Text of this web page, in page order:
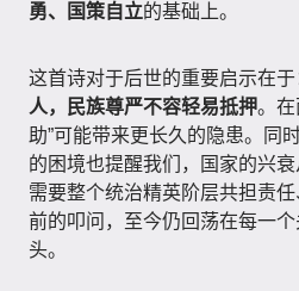
勇、国策自立的基础上。
这首诗对于后世的重要启示在于
人，民族尊严不容轻易抵押。在
助”可能带来更长久的隐患。同
的困境也提醒我们，国家的兴
需要整个统治精英阶层共担责
前的叩问，至今仍回荡在每一
头。